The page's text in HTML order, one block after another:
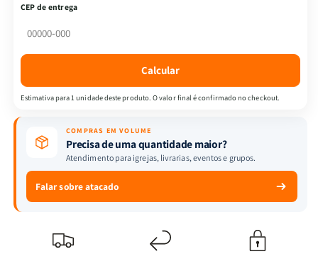
é
bom
CEP de entrega
Calcular
Estimativa para 1 unidade deste produto. O valor final é confirmado no checkout.
COMPRAS EM VOLUME
Precisa de uma quantidade maior?
Atendimento para igrejas, livrarias, eventos e grupos.
Falar sobre atacado